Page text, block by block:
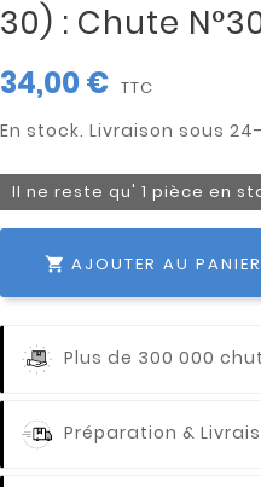
30) : Chute
34,00 € TTC
Il ne reste qu' 1 pièce en
 AJOUTER AU PANIER
Plus de 300 000
Préparation &